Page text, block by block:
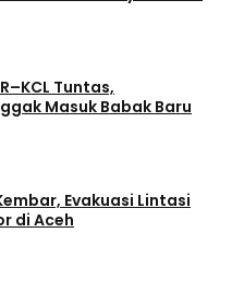
Tuntas,
Masuk Babak Baru
Evakuasi Lintasi
di Aceh